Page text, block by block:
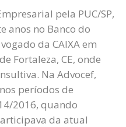
pela PUC/SP,
anos no Banco do
da CAIXA em
Fortaleza, CE, onde
Na Advocef,
períodos de
2016, quando
da atual